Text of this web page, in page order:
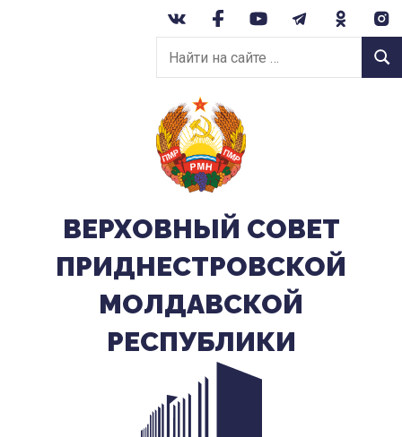
Найти
на
сайте:
ВЕРХОВНЫЙ CОВЕТ
ПРИДНЕСТРОВСКОЙ
МОЛДАВСКОЙ
РЕСПУБЛИКИ